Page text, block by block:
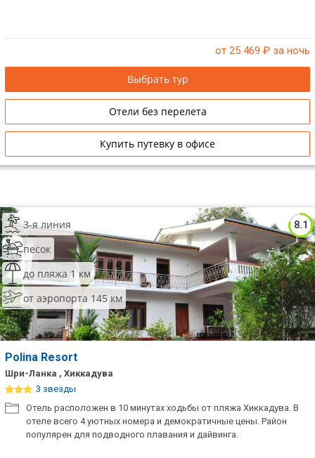
от 25 469 ₽ за ночь
Выбрать тур
Отели без перелета
Купить путевку в офисе
8.1
3-я линия
песок
до пляжа 1 км
от аэропорта 145 км
Polina Resort
Шри-Ланка , Хиккадува
3 звезды
Отель расположен в 10 минутах ходьбы от пляжа Хиккадува. В
отеле всего 4 уютных номера и демократичные цены. Район
популярен для подводного плавания и дайвинга.